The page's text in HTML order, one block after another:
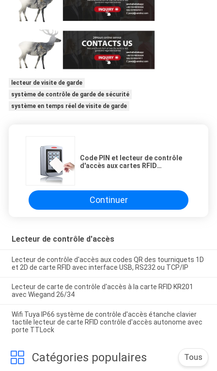
lecteur de visite de garde
système de contrôle de garde de sécurité
système en temps réel de visite de garde
Code PIN et lecteur de contrôle
d'accès aux cartes RFID
l'eau et anti-vandalisme
Continuer
Lecteur de contrôle d'accès
Lecteur de contrôle d'accès aux codes QR des tourniquets 1D
et 2D de carte RFID avec interface USB, RS232 ou TCP/IP
Lecteur de carte de contrôle d'accès à la carte RFID KR201
avec Wiegand 26/34
Wifi Tuya IP66 système de contrôle d'accès étanche clavier
tactile lecteur de carte RFID contrôle d'accès autonome avec
porte TTLock
Catégories populaires Tous